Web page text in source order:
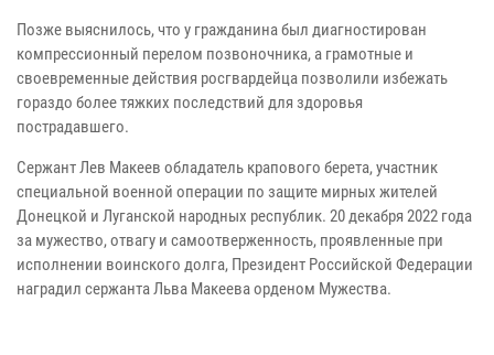
Позже выяснилось, что у гражданина был диагностирован
компрессионный перелом позвоночника, а грамотные и
своевременные действия росгвардейца позволили избежать
гораздо более тяжких последствий для здоровья
пострадавшего.
Сержант Лев Макеев обладатель крапового берета, участник
специальной военной операции по защите мирных жителей
Донецкой и Луганской народных республик. 20 декабря 2022 года
за мужество, отвагу и самоотверженность, проявленные при
исполнении воинского долга, Президент Российской Федерации
наградил сержанта Льва Макеева орденом Мужества.